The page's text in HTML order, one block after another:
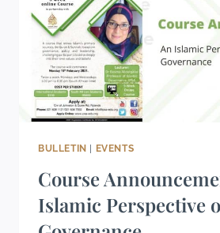
BULLETIN EVENTS
Course
Islamic Perspective